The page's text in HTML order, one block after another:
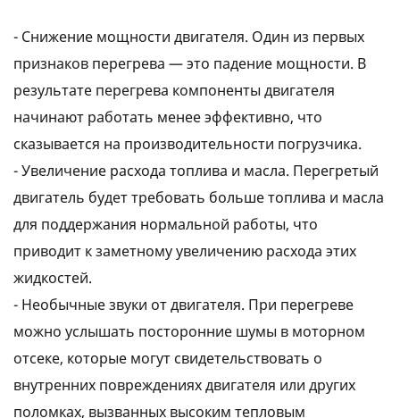
- Снижение мощности двигателя. Один из первых
признаков перегрева — это падение мощности. В
результате перегрева компоненты двигателя
начинают работать менее эффективно, что
сказывается на производительности погрузчика.
- Увеличение расхода топлива и масла. Перегретый
двигатель будет требовать больше топлива и масла
для поддержания нормальной работы, что
приводит к заметному увеличению расхода этих
жидкостей.
- Необычные звуки от двигателя. При перегреве
можно услышать посторонние шумы в моторном
отсеке, которые могут свидетельствовать о
внутренних повреждениях двигателя или других
поломках, вызванных высоким тепловым